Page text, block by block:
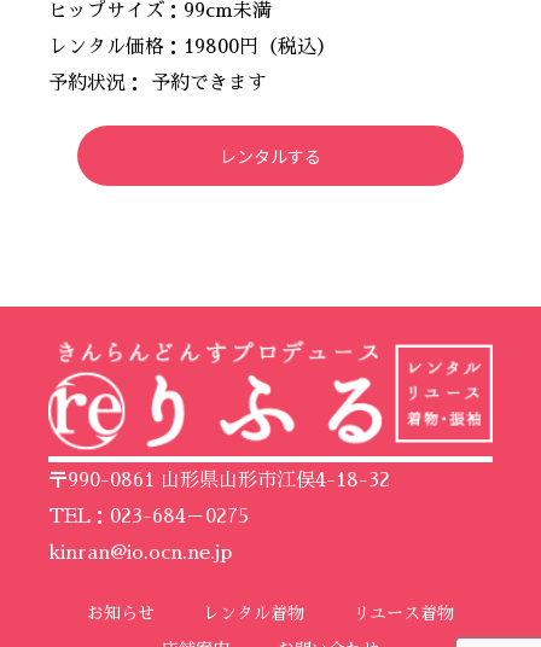
ヒップサイズ：99cm未満
レンタル価格：19800円（税込）
予約状況： 予約できます
レンタルする
〒990-0861 山形県山形市江俣4-18-32
TEL：023-684－0275
kinran@io.ocn.ne.jp
お知らせ レンタル着物 リユース着物